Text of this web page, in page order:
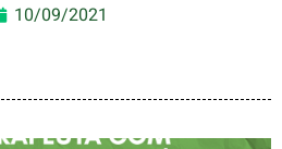
10/09/2021